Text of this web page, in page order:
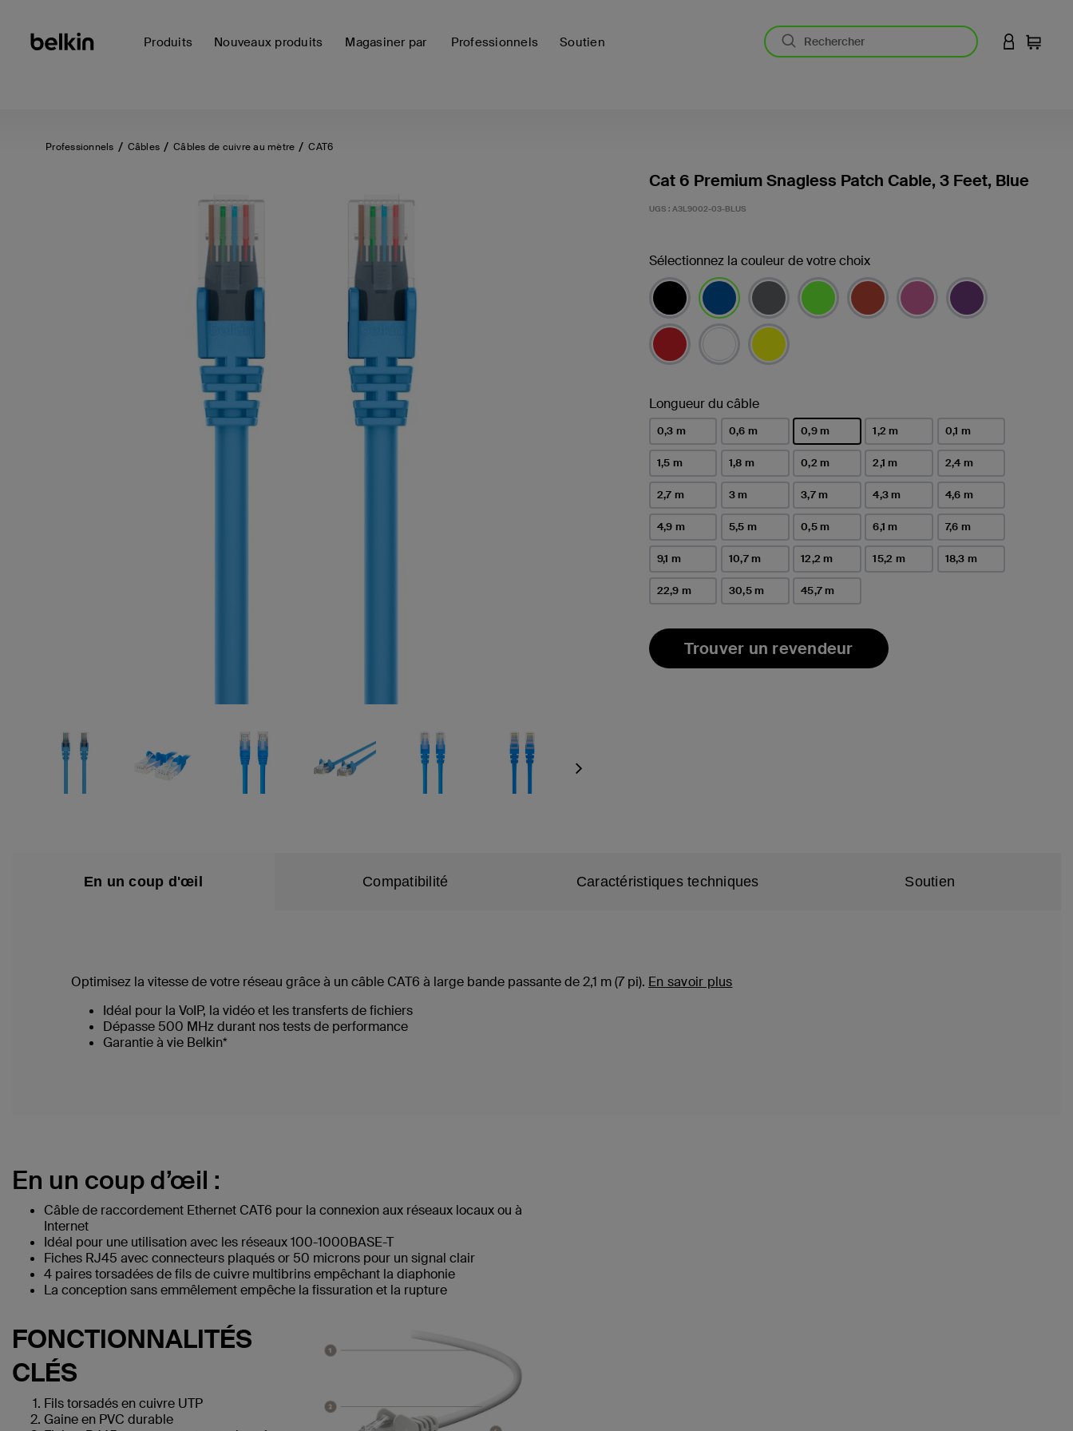
Produits Nouveaux produits Magasiner par Professionnels Soutien Panier
Professionnels Câbles Câbles de cuivre au mètre CAT6
Next
Cat 6 Premium Snagless Patch Cable, 3 Feet, Blue
UGS : A3L9002-03-BLUS
Sélectionnez la couleur de votre choix
sélectionné(s)
Longueur du câble
0,3 m 0,6 m 0,9 m
sélectionné(s)
1,2 m 0,1 m
1,5 m 1,8 m 0,2 m 2,1 m 2,4 m
2,7 m 3 m 3,7 m 4,3 m 4,6 m
4,9 m 5,5 m 0,5 m 6,1 m 7,6 m
9,1 m 10,7 m 12,2 m 15,2 m 18,3 m
22,9 m 30,5 m 45,7 m
Trouver un revendeur
En un coup d'œil Compatibilité Caractéristiques techniques Soutien
Optimisez la vitesse de votre réseau grâce à un câble CAT6 à large bande passante de 2,1 m (7pi). En savoir plus
Idéal pour la VoIP, la vidéo et les transferts de fichiers
Dépasse 500 MHz durant nos tests de performance
Garantie à vie Belkin*
En un coup d’œil :
Câble de raccordement Ethernet CAT6 pour la connexion aux réseaux locaux ou à
Internet
Idéal pour une utilisation avec les réseaux 100-1000BASE-T
Fiches RJ45 avec connecteurs plaqués or 50 microns pour un signal clair
4 paires torsadées de fils de cuivre multibrins empêchant la diaphonie
La conception sans emmêlement empêche la fissuration et la rupture
FONCTIONNALITÉS
CLÉS
Fils torsadés en cuivre UTP
Gaine en PVC durable